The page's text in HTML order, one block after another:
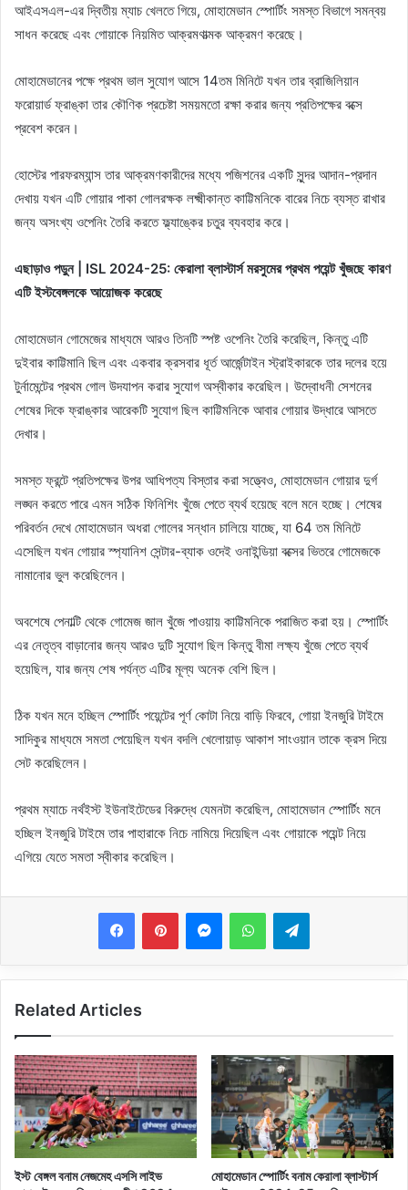
আইএসএল-এর দ্বিতীয় ম্যাচ খেলতে গিয়ে, মোহামেডান স্পোর্টিং সমস্ত বিভাগে সমন্বয়
সাধন করেছে এবং গোয়াকে নিয়মিত আক্রমণাত্মক আক্রমণ করেছে।
মোহামেডানের পক্ষে প্রথম ভাল সুযোগ আসে 14তম মিনিটে যখন তার ব্রাজিলিয়ান
ফরোয়ার্ড ফ্রাঙ্কা তার কৌণিক প্রচেষ্টা সময়মতো রক্ষা করার জন্য প্রতিপক্ষের বক্সে
প্রবেশ করেন।
হোস্টের পারফরম্যান্স তার আক্রমণকারীদের মধ্যে পজিশনের একটি সুন্দর আদান-প্রদান
দেখায় যখন এটি গোয়ার পাকা গোলরক্ষক লক্ষ্মীকান্ত কাট্টিমনিকে বারের নিচে ব্যস্ত রাখার
জন্য অসংখ্য ওপেনিং তৈরি করতে ফ্ল্যাঙ্কের চতুর ব্যবহার করে।
এছাড়াও পড়ুন | ISL 2024-25: কেরালা ব্লাস্টার্স মরসুমের প্রথম পয়েন্ট খুঁজছে কারণ
এটি ইস্টবেঙ্গলকে আয়োজক করেছে
মোহামেডান গোমেজের মাধ্যমে আরও তিনটি স্পষ্ট ওপেনিং তৈরি করেছিল, কিন্তু এটি
দুইবার কাট্টিমানি ছিল এবং একবার ক্রসবার ধূর্ত আর্জেন্টাইন স্ট্রাইকারকে তার দলের হয়ে
টুর্নামেন্টের প্রথম গোল উদযাপন করার সুযোগ অস্বীকার করেছিল। উদ্বোধনী সেশনের
শেষের দিকে ফ্রাঙ্কার আরেকটি সুযোগ ছিল কাট্টিমনিকে আবার গোয়ার উদ্ধারে আসতে
দেখার।
সমস্ত ফ্রন্টে প্রতিপক্ষের উপর আধিপত্য বিস্তার করা সত্ত্বেও, মোহামেডান গোয়ার দুর্গ
লঙ্ঘন করতে পারে এমন সঠিক ফিনিশিং খুঁজে পেতে ব্যর্থ হয়েছে বলে মনে হচ্ছে। শেষের
পরিবর্তন দেখে মোহামেডান অধরা গোলের সন্ধান চালিয়ে যাচ্ছে, যা 64 তম মিনিটে
এসেছিল যখন গোয়ার স্প্যানিশ সেন্টার-ব্যাক ওদেই ওনাইন্ডিয়া বক্সের ভিতরে গোমেজকে
নামানোর ভুল করেছিলেন।
অবশেষে পেনাল্টি থেকে গোমেজ জাল খুঁজে পাওয়ায় কাট্টিমনিকে পরাজিত করা হয়। স্পোর্টিং
এর নেতৃত্ব বাড়ানোর জন্য আরও দুটি সুযোগ ছিল কিন্তু বীমা লক্ষ্য খুঁজে পেতে ব্যর্থ
হয়েছিল, যার জন্য শেষ পর্যন্ত এটির মূল্য অনেক বেশি ছিল।
ঠিক যখন মনে হচ্ছিল স্পোর্টিং পয়েন্টের পূর্ণ কোটা নিয়ে বাড়ি ফিরবে, গোয়া ইনজুরি টাইমে
সাদিকুর মাধ্যমে সমতা পেয়েছিল যখন বদলি খেলোয়াড় আকাশ সাংওয়ান তাকে ক্রস দিয়ে
সেট করেছিলেন।
প্রথম ম্যাচে নর্থইস্ট ইউনাইটেডের বিরুদ্ধে যেমনটা করেছিল, মোহামেডান স্পোর্টিং মনে
হচ্ছিল ইনজুরি টাইমে তার পাহারাকে নিচে নামিয়ে দিয়েছিল এবং গোয়াকে পয়েন্ট নিয়ে
এগিয়ে যেতে সমতা স্বীকার করেছিল।
MessengerWhatsAppTelegram
Related Articles
ইস্ট বেঙ্গল বনাম নেজমেহ এসসি লাইভ
মোহামেডান স্পোর্টিং বনাম কেরালা ব্লাস্টার্স